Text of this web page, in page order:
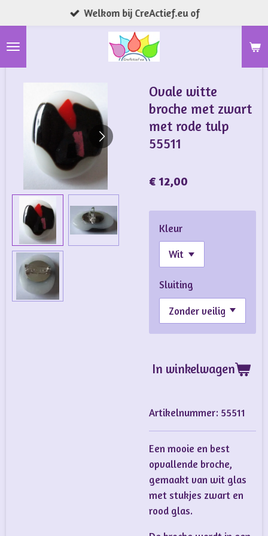
direct
naar
Welkom bij CreActief.eu of
Ovale witte
broche met zwart
met rode tulp
55511
€ 12,00
Kleur
Sluiting
In winkelwagen
Artikelnummer: 55511
Een mooie en best
opvallende broche,
gemaakt van wit glas
met stukjes zwart en
rood glas.